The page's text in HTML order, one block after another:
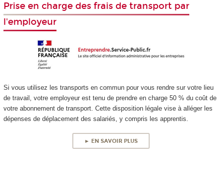
Prise en charge des frais de transport par
l'employeur
Si vous utilisez les transports en commun pour vous rendre sur votre lieu
de travail, votre employeur est tenu de prendre en charge 50 % du coût de
votre abonnement de transport. Cette disposition légale vise à alléger les
dépenses de déplacement des salariés, y compris les apprentis.
► EN SAVOIR PLUS